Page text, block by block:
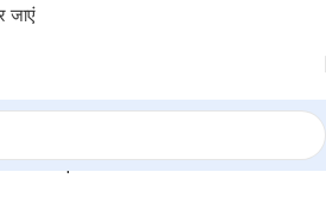
जाएं
Slip and Personal use – BG-BB-02